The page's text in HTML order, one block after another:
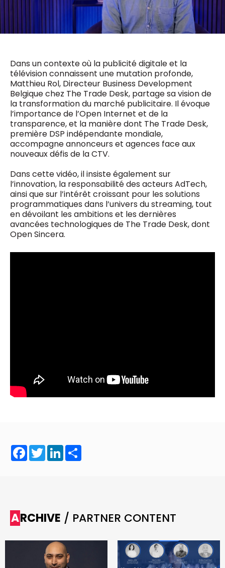
Dans un contexte où la publicité digitale et la
télévision connaissent une mutation profonde,
Matthieu Rol, Directeur Business Development
Belgique chez The Trade Desk, partage sa vision de
la transformation du marché publicitaire. Il évoque
l’importance de l’Open Internet et de la
transparence, et la manière dont The Trade Desk,
première DSP indépendante mondiale,
accompagne annonceurs et agences face aux
nouveaux défis de la CTV.
Dans cette vidéo, il insiste également sur
l’innovation, la responsabilité des acteurs AdTech,
ainsi que sur l’intérêt croissant pour les solutions
programmatiques dans l’univers du streaming, tout
en dévoilant les ambitions et les dernières
avancées technologiques de The Trade Desk, dont
Open Sincera.
Facebook
TwitterLinkedIn
ARCHIVE / PARTNER CONTENT
0475 97 12 57
g.byl@mm.be
Chief Editor
Damien Lemaire
0477 37 31 65
d.lemaire@mm.be
NOTRE CONTENU DIGITAL :
Daily
Freemium
access
5 x week
MM e - News
1 x week
MM Brunch
1 x week
MM Tech
10 x year
MM Best of
Research
10 x year
MM Blue
4 x year
MM Magazine
Des questions ?